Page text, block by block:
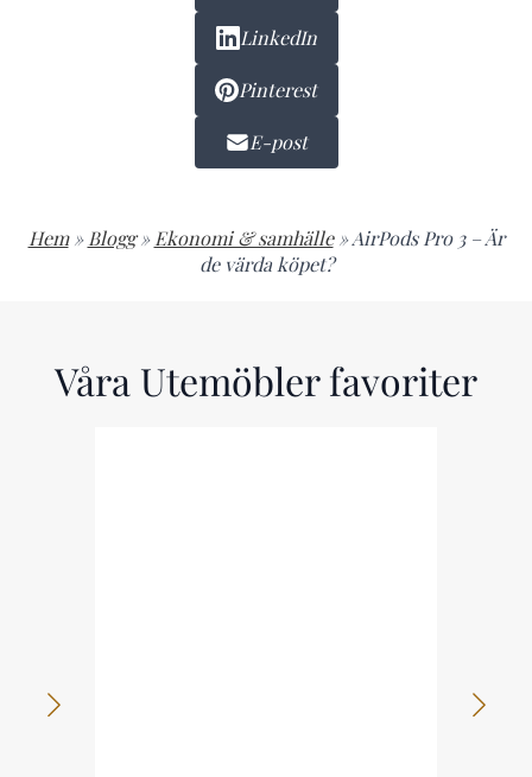
LinkedIn
Pinterest
E-post
Hem » Blogg » Ekonomi & samhälle » AirPods Pro 3 – Är
de värda köpet?
Våra Utemöbler favoriter